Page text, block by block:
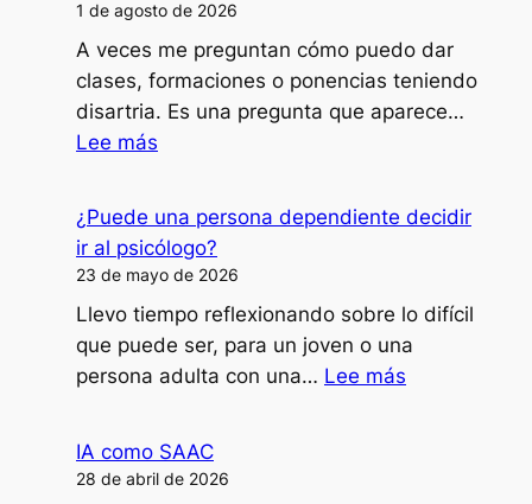
1 de agosto de 2026
A veces me preguntan cómo puedo dar
clases, formaciones o ponencias teniendo
disartria. Es una pregunta que aparece…
Lee más
clases,
formaciones
ponencias
con
mi
¿Puede una persona dependiente decidir
ir al psicólogo?
23 de mayo de 2026
Llevo tiempo reflexionando sobre lo difícil
que puede ser, para un joven o una
persona adulta con una… Lee más
IA como SAAC
28 de abril de 2026